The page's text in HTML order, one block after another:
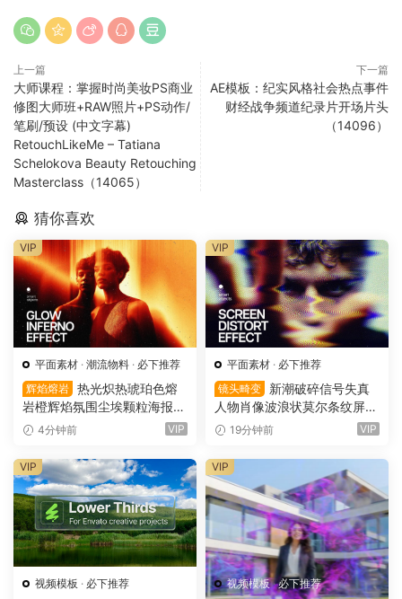
上一篇
大师课程：掌握时尚美妆PS商业
修图大师班+RAW照片+PS动作/
笔刷/预设 (中文字幕)
RetouchLikeMe – Tatiana
Schelokova Beauty Retouching
Masterclass（14065）
下一篇
AE模板：纪实风格社会热点事件
财经战争频道纪录片开场片头
（14096）
猜你喜欢
平面素材 · 潮流物料 · 必下推荐
辉焰熔岩 热光炽热琥珀色熔
岩橙辉焰氛围尘埃颗粒海报封
面设计PSD特效样机 Glow Inf
4分钟前 VIP
VIP
平面素材 · 必下推荐
镜头畸变
新潮破碎信号失真
人物肖像波浪状莫尔条纹屏幕
畸变专辑封面音乐海报传单P
ortion Effect（16156）
19分钟前 VIP
VIP
视频模板 · 必下推荐
VIP
视频模板·必下推荐
VIP